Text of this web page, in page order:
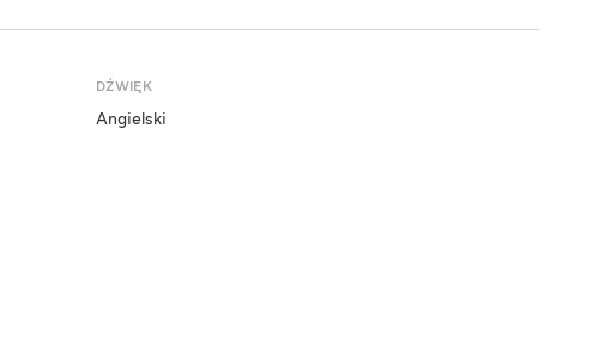
DŹWIĘK
Angielski